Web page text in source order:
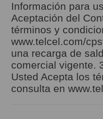
Información para
Aceptación del
términos y
www.telcel.com/
una recarga de
comercial vigente.
Usted Acepta los
consulta en